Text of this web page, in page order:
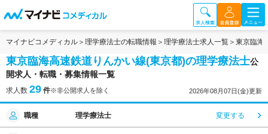
マイナビコメディカル 理学療法士の転職情報 理学療法士求人一覧 東京臨海
東京臨海高速鉄道りんかい線(東京都)の理学療法士公
開求人・転職・募集情報一覧
求人数 29 件※非公開求人を除く 2026年08月07日(金)更新
職種 理学療法士 変更する